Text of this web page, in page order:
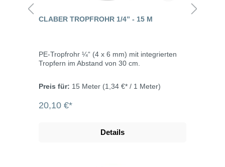
CLABER TROPFROHR 1/4” - 15 M
PE-Tropfrohr ¼“ (4 x 6 mm) mit integrierten
Tropfern im Abstand von 30 cm.
Preis für: 15 Meter (1,34 €* / 1 Meter)
20,10 €*
Details